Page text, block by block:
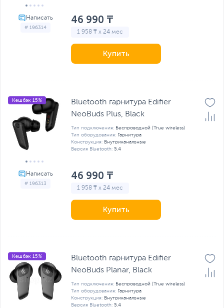
# 196314
46 990 ₸
1 958 ₸ x 24 мес
Купить
# 196313
Кешбэк 15%
Bluetooth гарнитура Edifier
NeoBuds Plus, Black
Тип подключения: Беспроводной (True wireless)
Тип оборудования: Гарнитура
Конструкция: Внутриканальные
Версия Bluetooth: 5.4
46 990 ₸
1 958 ₸ x 24 мес
Купить
Кешбэк 15%
Bluetooth гарнитура Edifier
NeoBuds Planar, Black
Тип подключения: Беспроводной (True wireless)
Тип оборудования: Гарнитура
Конструкция: Внутриканальные
Версия Bluetooth: 5.4